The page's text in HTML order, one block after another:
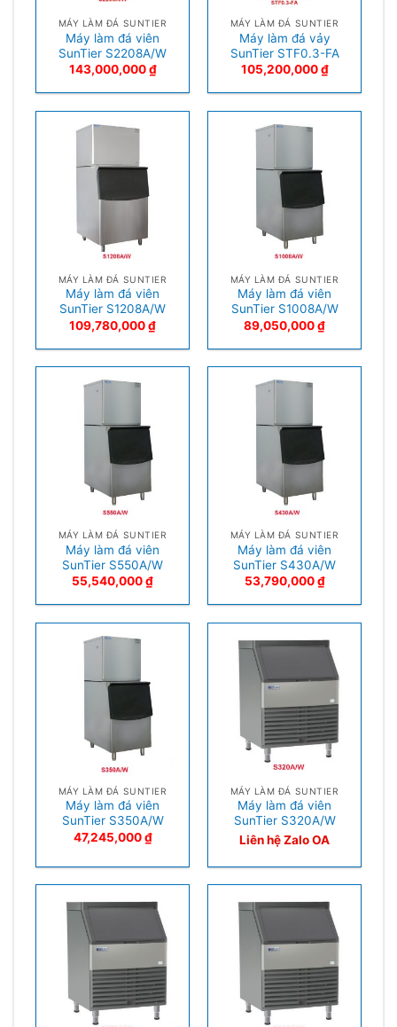
MÁY LÀM ĐÁ SUNTIER
Máy làm đá viên
SunTier S2208A/W
143,000,000₫
MÁY LÀM ĐÁ SUNTIER
Máy làm đá vảy
SunTier STF0.3-FA
105,200,000₫
MÁY LÀM ĐÁ SUNTIER
Máy làm đá viên
SunTier S1208A/W
109,780,000₫
MÁY LÀM ĐÁ SUNTIER
Máy làm đá viên
SunTier S1008A/W
89,050,000₫
MÁY LÀM ĐÁ SUNTIER
Máy làm đá viên
SunTier S550A/W
55,540,000₫
MÁY LÀM ĐÁ SUNTIER
Máy làm đá viên
SunTier S430A/W
53,790,000₫
MÁY LÀM ĐÁ SUNTIER
Máy làm đá viên
SunTier S350A/W
47,245,000₫
MÁY LÀM ĐÁ SUNTIER
Máy làm đá viên
SunTier S320A/W
Liên hệ Zalo OA